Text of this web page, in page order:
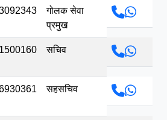
गोलक सेवा
प्रमुख
सचिव
सहसचिव